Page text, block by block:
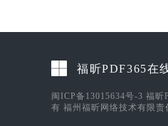
福昕PDF365在
闽ICP备13015634号-3 福昕
有 福州福昕网络技术有限责